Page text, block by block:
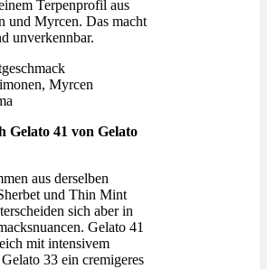
Terpenprofil aus
und Myrcen. Das macht
unverkennbar.
Myrcen
Gelato 41 von Gelato
aus derselben
und Thin Mint
sich aber in
Gelato 41
mit intensivem
33 ein cremigeres